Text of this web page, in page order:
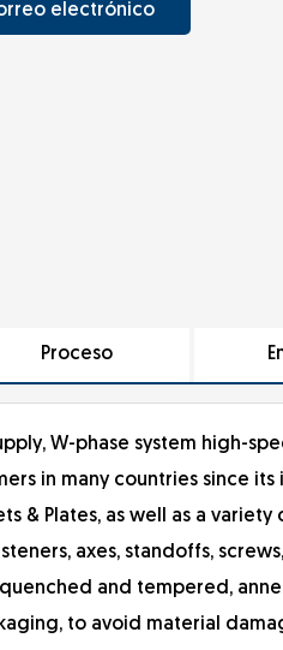
electrónico
Proceso
W-phase system high-
in many countries since its
& Plates, as well as a variety
axes, standoffs, screws,
and tempered,
to avoid material